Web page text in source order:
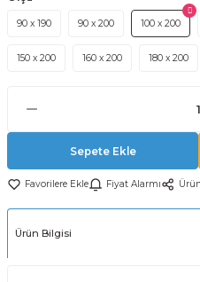
90 x 190 90 x 200 100 x 200
150 x 200 160 x 200 180 x 200
Sepete Ekle
Fiyat Alarmı
Ürün Bilgisi